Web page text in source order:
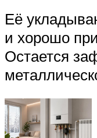
Её
и хорошо
Остается